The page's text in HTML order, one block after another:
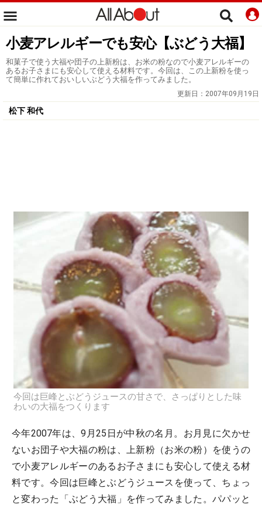
小麦アレルギーでも安心【ぶどう大福】
和菓子で使う大福や団子の上新粉は、お米の粉なので小麦アレルギーの
あるお子さまにも安心して使える材料です。今回は、この上新粉を使っ
て簡単に作れておいしいぶどう大福を作ってみました。
更新日： 2007年09月19日
松下 和代
今回は巨峰とぶどうジュースの甘さで、さっぱりとした味
わいの大福をつくります
今年2007年は、9月25日が中秋の名月。お月見に欠かせ
ないお団子や大福の粉は、上新粉（お米の粉）を使うの
で小麦アレルギーのあるお子さまにも安心して使える材
料です。今回は巨峰とぶどうジュースを使って、ちょっ
と変わった「ぶどう大福」を作ってみました。パパッと